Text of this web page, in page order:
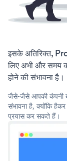
इसके अतिरिक्त,
लिए अभी और समय
होने की संभावना है।
जैसे-जैसे आपकी कंपनी
संभावना है, क्योंकि
प्रयास कर सकते हैं।